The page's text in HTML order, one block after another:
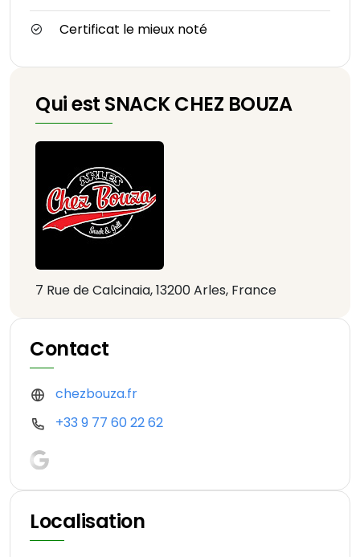
Certificat le mieux noté
Qui est SNACK CHEZ BOUZA
7 Rue de Calcinaia, 13200 Arles, France
Contact
chezbouza.fr
+33 9 77 60 22 62
Localisation